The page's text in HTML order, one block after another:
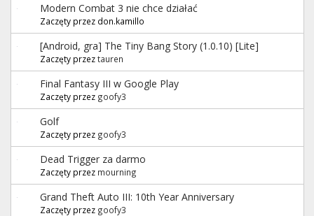
Modern Combat 3 nie chce działać
Zaczęty przez don.kamillo
[Android, gra] The Tiny Bang Story (1.0.10) [Lite]
Zaczęty przeztauren
Final Fantasy III w Google Play
Zaczęty przez goofy3
Golf
Zaczęty przez goofy3
Dead Trigger za darmo
Zaczęty przez mourning
Grand Theft Auto III: 10th Year Anniversary
Zaczęty przez goofy3